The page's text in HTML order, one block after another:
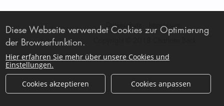
Datenschutz
Impressum
Diese Webseite verwendet Cookies zur Optimierung
der Browserfunktion.
Hier erfahren Sie mehr über unsere Cookies und
Einstellungen.
Cookies akzeptieren
Cookies anpassen